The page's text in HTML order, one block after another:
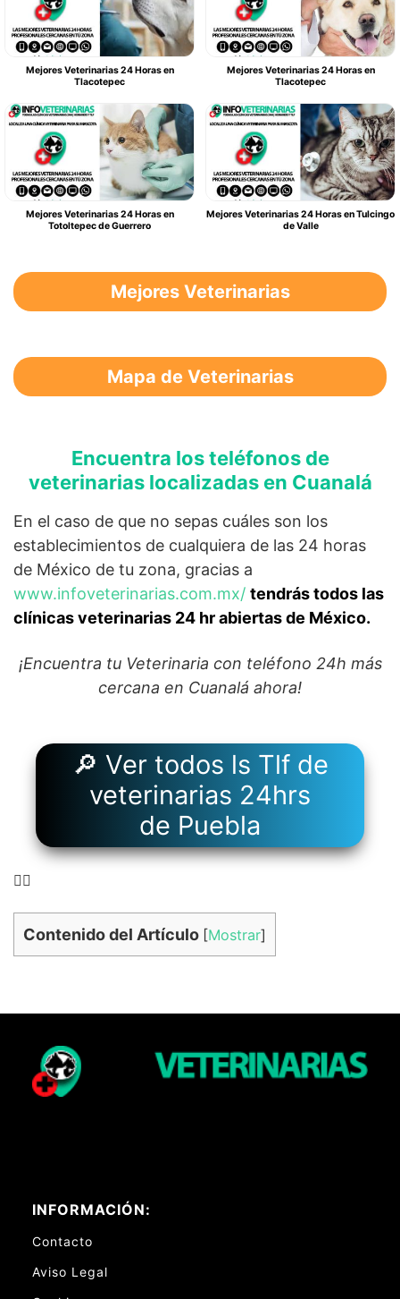
Mejores Veterinarias 24 Horas en
Tlacotepec
Mejores Veterinarias 24 Horas en
Tlacotepec
Mejores Veterinarias 24 Horas en
Totoltepec de Guerrero
Mejores Veterinarias 24 Horas en Tulcingo
de Valle
Mejores Veterinarias
Mapa de Veterinarias
Encuentra los teléfonos de
veterinarias localizadas en Cuanalá
En el caso de que no sepas cuáles son los
establecimientos de cualquiera de las 24 horas
de México de tu zona, gracias a
www.infoveterinarias.com.mx/ tendrás todos las
clínicas veterinarias 24 hr abiertas de México.
¡Encuentra tu Veterinaria con teléfono 24h más
cercana en Cuanalá ahora!
🔎 Ver todos ls Tlf de
veterinarias 24hrs
de Puebla
👉🏻
Contenido del Artículo [Mostrar]
INFORMACIÓN:
Contacto
Aviso Legal